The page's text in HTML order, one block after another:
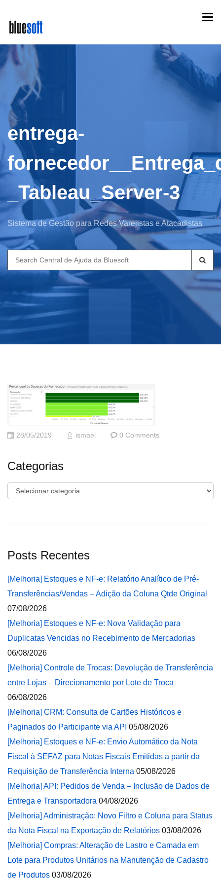
main
content
entrega-
_Tableau_Server-3
Sistema de Gestão para Redes Varejistas e Atacadistas
Search
for:
28/05/2019 ismael 0 Comments
Categorias
Categorias
Posts Recentes
[Melhoria] Estoques e NF-e: Relatório Analítico de Pré-
Transferências/Vendas – Adição da Coluna Qtde Original
07/08/2026
[Melhoria] Estoques e NF-e: Nova Validação para
Duplicatas Vencidas no Recebimento de Mercadorias
06/08/2026
[Melhoria] Controle de Trocas: Devolução de Transferência
entre Lojas – Direcionamento por Lote de Troca
06/08/2026
[Melhoria] CRM: Consulta de Cartões Históricos e
Paginados do Participante via API 05/08/2026
[Melhoria] Estoques e NF-e: Envio Automático da Nota
Fiscal à SEFAZ para Notas Fiscais Emitidas a partir da
Requisição de Transferência Interna 05/08/2026
[Melhoria] API: Pedidos de Venda – Inclusão de Dados de
Entrega e Transportadora 04/08/2026
[Melhoria] Administração: Novo Filtro e Coluna para Status
da Nota Fiscal na Exportação de Relatórios 03/08/2026
[Melhoria] Compras: Alteração de Lastro e Camada em
Lote para Produtos Unitários na Manutenção de Cadastro
de Produtos 03/08/2026